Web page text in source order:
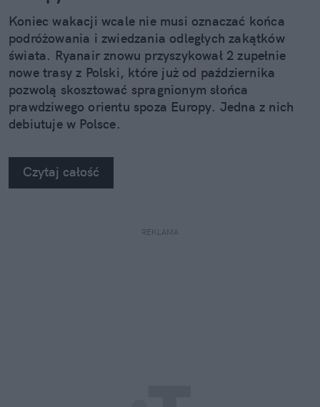
Koniec wakacji wcale nie musi oznaczać końca
podróżowania i zwiedzania odległych zakątków
świata. Ryanair znowu przyszykował 2 zupełnie
nowe trasy z Polski, które już od października
pozwolą skosztować spragnionym słońca
prawdziwego orientu spoza Europy. Jedna z nich
debiutuje w Polsce.
Czytaj całość
REKLAMA